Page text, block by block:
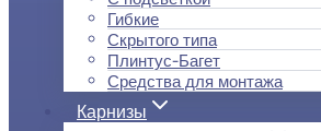
Гибкие
Скрытого типа
Плинтус-Багет
Средства для монтажа
Карнизы